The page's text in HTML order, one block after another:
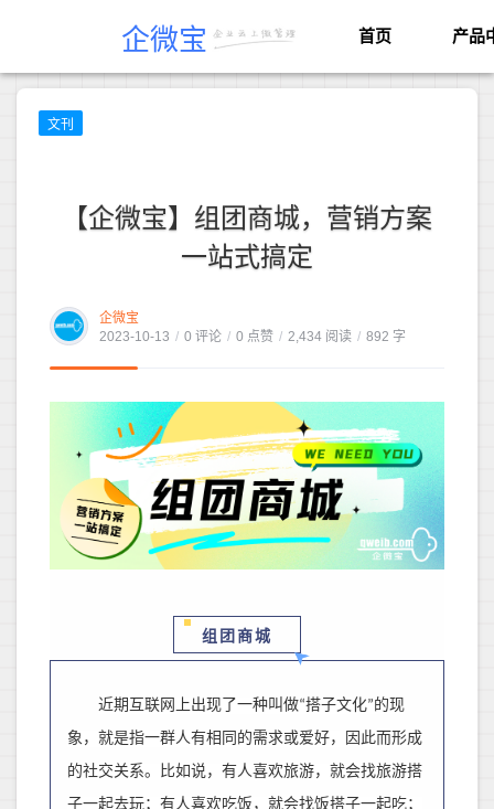
企微宝 首页 产品
文刊
【企微宝】组团商城，营销方案
一站式搞定
企微宝
2023-10-13 / 0 评论 / 0 点赞 / 2,434 阅读 / 892 字
组团商城
近期互联网上出现了一种叫做“搭子文化”的现
象，就是指一群人有相同的需求或爱好，因此而形成
的社交关系。比如说，有人喜欢旅游，就会找旅游搭
子一起去玩；有人喜欢吃饭，就会找饭搭子一起吃；